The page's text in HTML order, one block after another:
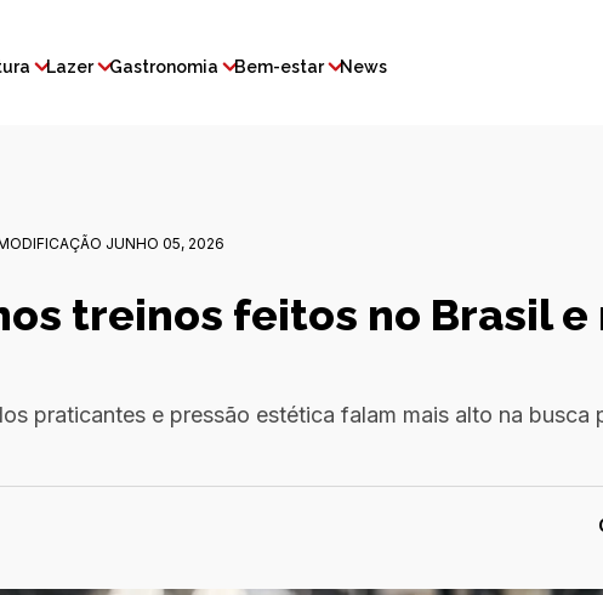
Lazer Gastronomia Bem-estar News
JUNHO 05, 2026
treinos feitos no Brasil e
praticantes e pressão estética falam mais alto na busca